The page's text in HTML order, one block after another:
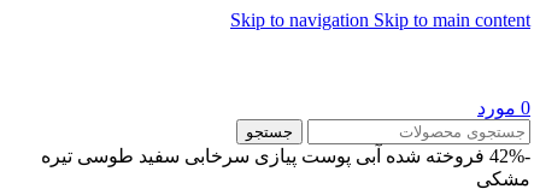
Skip to navigation Skip to main content
0 مورد
جستجو
-42% فروخته شده آبی پوست پیازی سرخابی سفید طوسی تیره
مشکی